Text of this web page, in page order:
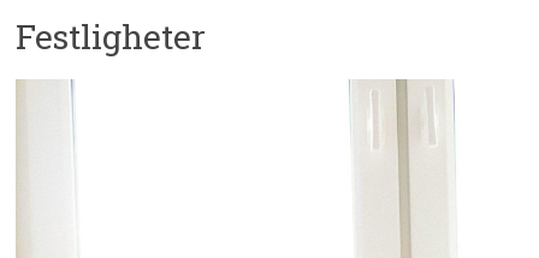
Festligheter